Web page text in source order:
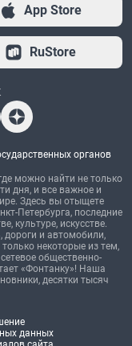
App Store
RuStore
органов
можно найти не только
дня, и все важное и
Здесь вы отыщете
Петербурга, последние
культуре, искусстве.
дороги и автомобили,
некоторые из тем,
общественно-
«Фонтанку»! Наша
десятки тысяч
данных